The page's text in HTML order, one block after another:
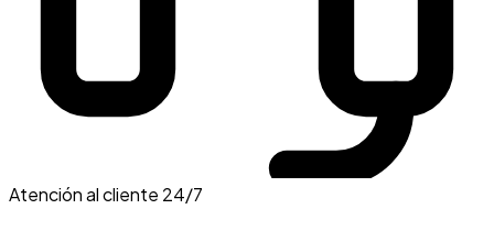
Atención al cliente 24/7